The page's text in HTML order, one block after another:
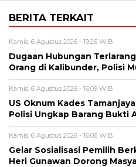
BERITA TERKAIT
Kamis, 6 Agustus 2026 - 19:26 WIB
Dugaan Hubungan
Orang di Kalibunder, Polisi
Kamis, 6 Agustus 2026 - 16:09 WIB
US Oknum Kades
Polisi Ungkap Barang Bukti
Kamis, 6 Agustus 2026 - 16:06 WIB
Gelar Sosialisasi Pemilih
Heri Gunawan Dorong